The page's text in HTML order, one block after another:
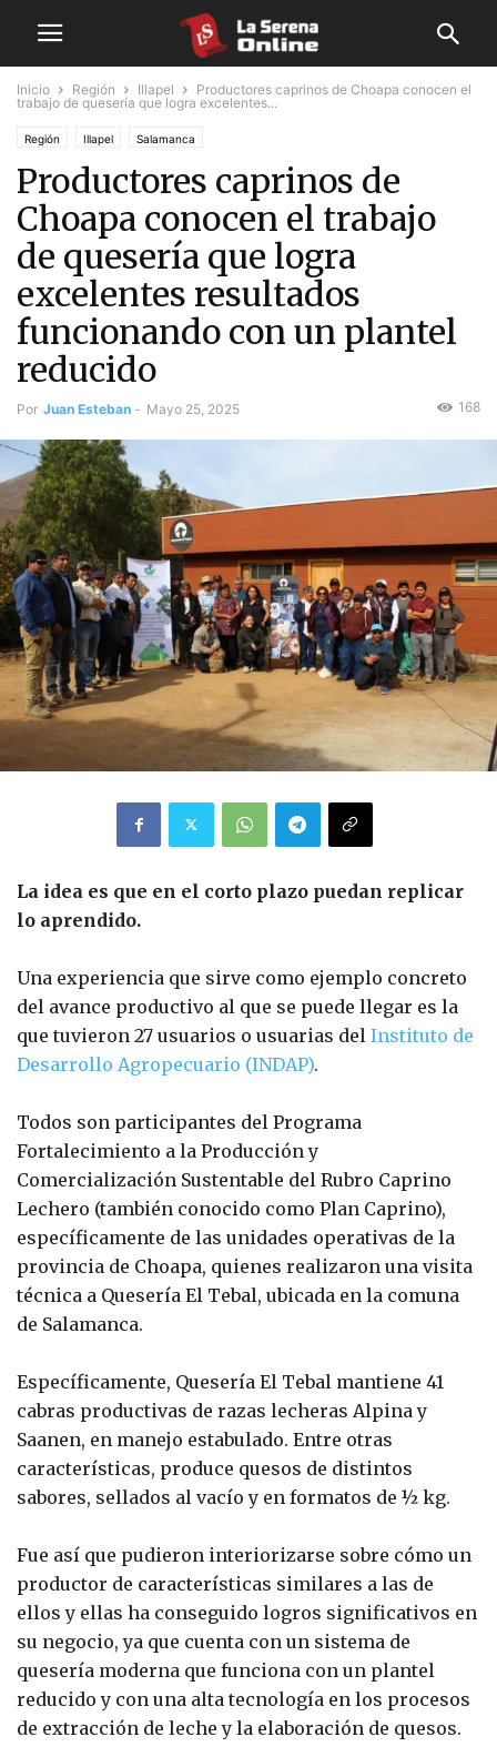
Inicio Región Illapel
Productores caprinos de Choapa conocen el
trabajo de quesería que logra excelentes...
Región Illapel Salamanca
Productores caprinos de
Choapa conocen el trabajo
de quesería que logra
excelentes resultados
funcionando con un plantel
reducido
Por Juan Esteban - Mayo 25, 2025 168
La idea es que en el corto plazo puedan replicar
lo aprendido.
Una experiencia que sirve como ejemplo concreto
del avance productivo al que se puede llegar es la
que tuvieron 27 usuarios o usuarias del Instituto de
Desarrollo Agropecuario (INDAP).
Todos son participantes del Programa
Fortalecimiento a la Producción y
Comercialización Sustentable del Rubro Caprino
Lechero (también conocido como Plan Caprino),
específicamente de las unidades operativas de la
provincia de Choapa, quienes realizaron una visita
técnica a Quesería El Tebal, ubicada en la comuna
de Salamanca.
Específicamente, Quesería El Tebal mantiene 41
cabras productivas de razas lecheras Alpina y
Saanen, en manejo estabulado. Entre otras
características, produce quesos de distintos
sabores, sellados al vacío y en formatos de ½ kg.
Fue así que pudieron interiorizarse sobre cómo un
productor de características similares a las de
ellos y ellas ha conseguido logros significativos en
su negocio, ya que cuenta con un sistema de
quesería moderna que funciona con un plantel
reducido y con una alta tecnología en los procesos
de extracción de leche y la elaboración de quesos.